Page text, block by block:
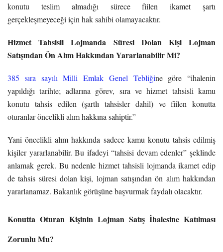
konutu teslim almadığı sürece fiilen ikamet şartı
gerçekleşmeyeceği için hak sahibi olamayacaktır.
Hizmet Tahsisli Lojmanda Süresi Dolan Kişi Lojman
Satışından Ön Alım Hakkından Yararlanabilir Mi?
385 sıra sayılı Milli Emlak Genel Tebliğine göre “ihalenin
yapıldığı tarihte; adlarına görev, sıra ve hizmet tahsisli kamu
konutu tahsis edilen (şartlı tahsisler dahil) ve fiilen konutta
oturanlar öncelikli alım hakkına sahiptir.”
Yani öncelikli alım hakkında sadece kamu konutu tahsis edilmiş
kişiler yararlanabilir. Bu ifadeyi “tahsisi devam edenler” şeklinde
anlamak gerek. Bu nedenle hizmet tahsisli lojmanda ikamet edip
de tahsis süresi dolan kişi, lojman satışından ön alım hakkından
yararlanamaz. Bakanlık görüşüne başvurmak faydalı olacaktır.
Konutta Oturan Kişinin Lojman Satış İhalesine Katılması
Zorunlu Mu?